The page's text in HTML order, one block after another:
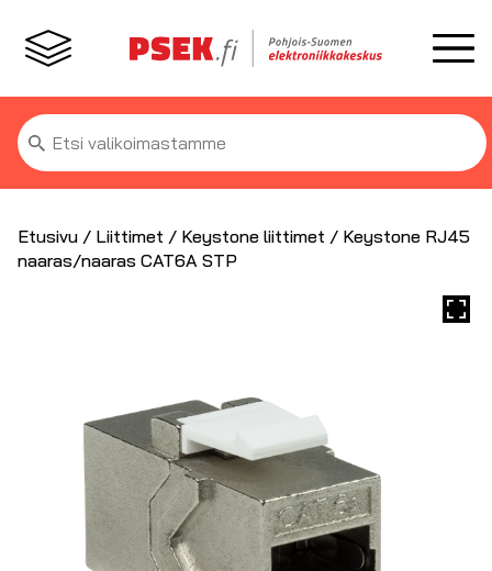
Etsi:
Etusivu / Liittimet / Keystone liittimet / Keystone RJ45
naaras/naaras CAT6A STP